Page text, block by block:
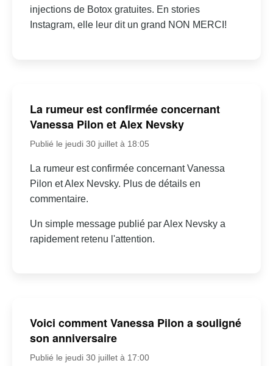
injections de Botox gratuites. En stories
Instagram, elle leur dit un grand NON MERCI!
La rumeur est confirmée concernant
Vanessa Pilon et Alex Nevsky
Publié le jeudi 30 juillet à 18:05
La rumeur est confirmée concernant Vanessa
Pilon et Alex Nevsky. Plus de détails en
commentaire.
Un simple message publié par Alex Nevsky a
rapidement retenu l'attention.
Voici comment Vanessa Pilon a souligné
son anniversaire
Publié le jeudi 30 juillet à 17:00